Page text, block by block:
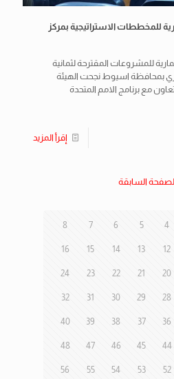
للمخططات الاستراتيجية بمركز
للمشروعات المقترحة لثمانية
بمحافظة اسيوط نجحت الهيئة
مع برنامج الامم المتحدة
إقرأ المزيد
السابقة
4
5
6
7
8
12
13
14
15
16
20
21
22
23
24
28
29
30
31
32
36
37
38
39
40
44
45
46
47
48
52
53
54
55
56